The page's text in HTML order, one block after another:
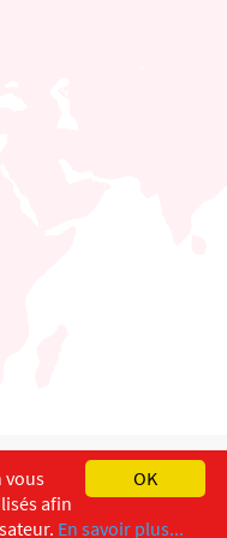
OK
vous
afin
En savoir plus...